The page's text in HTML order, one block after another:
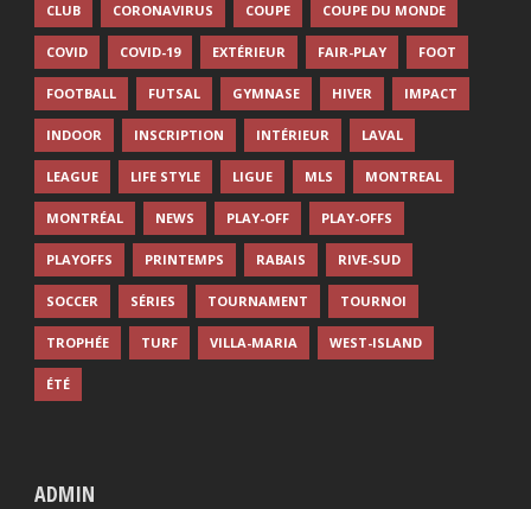
CLUB CORONAVIRUS COUPE COUPE DU MONDE
COVID COVID-19 EXTÉRIEUR FAIR-PLAY FOOT
FOOTBALL FUTSAL GYMNASE HIVER IMPACT
INDOOR INSCRIPTION INTÉRIEUR LAVAL
LEAGUE LIFE STYLE LIGUE MLS MONTREAL
MONTRÉAL NEWS PLAY-OFF PLAY-OFFS
PLAYOFFS PRINTEMPS RABAIS RIVE-SUD
SOCCER SÉRIES TOURNAMENT TOURNOI
TROPHÉE TURF VILLA-MARIA WEST-ISLAND
ÉTÉ
ADMIN